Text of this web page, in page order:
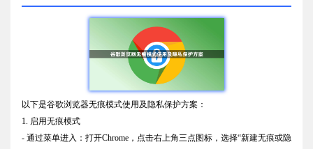
以下是谷歌浏览器无痕模式使用及隐私保护方案：
1. 启用无痕模式
- 通过菜单进入：打开Chrome，点击右上角三点图标，选择“新建无痕或隐